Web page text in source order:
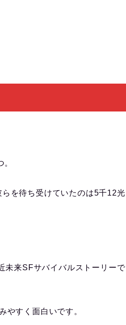
を待ち受けていたのは5千12光
未来SFサバイバルストーリーで
やすく面白いです。